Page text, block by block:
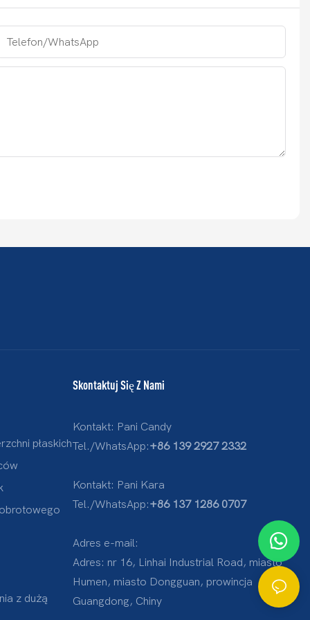
Telefon/WhatsApp
płaskich
z dużą
Skontaktuj Się Z Nami
Kontakt: Pani Candy
Tel./WhatsApp:+86 139 2927 2332
Kontakt: Pani Kara
Tel./WhatsApp:+86 137 1286 0707
Adres e-mail:
Adres: nr 16, Linhai Industrial Road, miasto
Humen, miasto Dongguan, prowincja
Guangdong, Chiny